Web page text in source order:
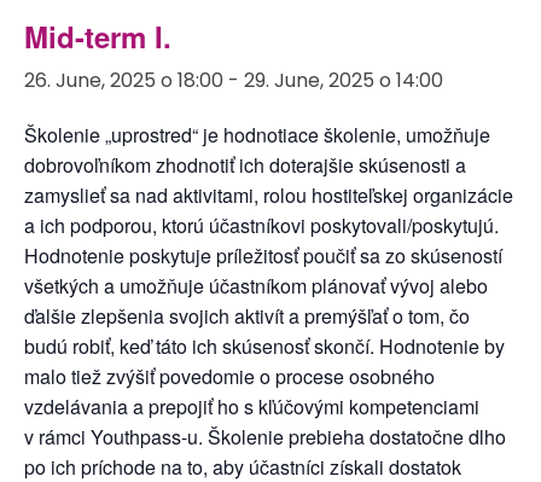
Mid-term I.
26. June, 2025 o 18:00 - 29. June, 2025 o 14:00
Školenie „uprostred“ je hodnotiace školenie, umožňuje
dobrovoľníkom zhodnotiť ich doterajšie skúsenosti a
zamyslieť sa nad aktivitami, rolou hostiteľskej organizácie
a ich podporou, ktorú účastníkovi poskytovali/poskytujú.
Hodnotenie poskytuje príležitosť poučiť sa zo skúseností
všetkých a umožňuje účastníkom plánovať vývoj alebo
ďalšie zlepšenia svojich aktivít a premýšľať o tom, čo
budú robiť, keď táto ich skúsenosť skončí. Hodnotenie by
malo tiež zvýšiť povedomie o procese osobného
vzdelávania a prepojiť ho s kľúčovými kompetenciami
v rámci Youthpass-u. Školenie prebieha dostatočne dlho
po ich príchode na to, aby účastníci získali dostatok